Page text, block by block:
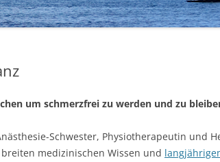
um schmerzfrei zu werden und zu
Schwester, Physiotherapeutin und
medizinischen Wissen und